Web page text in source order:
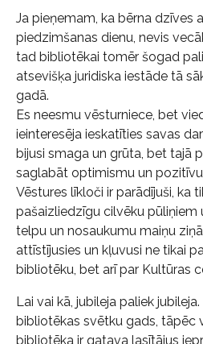
Ja pieņemam, ka bērna dzīves
piedzimšanas dienu, nevis
tad bibliotēkai tomēr šogad
atsevišķa juridiska iestāde tā
gadā.
Es neesmu vēsturniece, bet
ieinteresēja ieskatīties savas
bijusi smaga un grūta, bet tajā
saglabāt optimismu un
Vēstures līkloči ir parādījuši, ka
pašaizliedzīgu cilvēku pūliņiem
telpu un nosaukumu maiņu
attīstījusies un kļuvusi ne tikai
bibliotēku, bet arī par Kultūras
Lai vai kā, jubileja paliek
bibliotēkas svētku gads, tāpēc
bibliotēka ir gatava lasītājus